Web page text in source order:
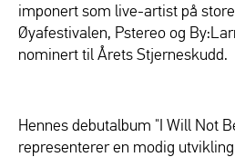
imponert som live-artist på
Øyafestivalen, Pstereo og
nominert til Årets Stjerneskudd.
Hennes debutalbum "I Will Not
representerer en modig